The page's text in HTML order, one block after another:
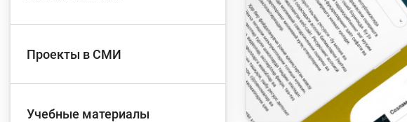
Проекты в СМИ
Учебные материалы